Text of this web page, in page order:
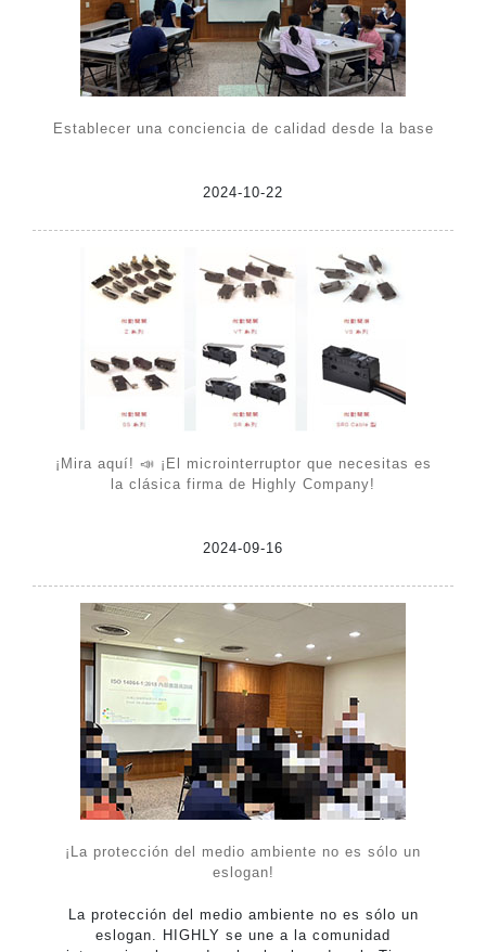
Establecer una conciencia de calidad desde la base
2024-10-22
¡Mira aquí! 📣 ¡El microinterruptor que necesitas es
la clásica firma de Highly Company!
2024-09-16
¡La protección del medio ambiente no es sólo un
eslogan!
La protección del medio ambiente no es sólo un
eslogan. HIGHLY se une a la comunidad